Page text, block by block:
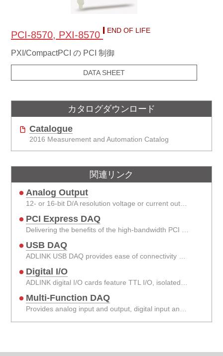
PCI-8570, PXI-8570 END OF LIFE
PXI/CompactPCI の PCI 制御
DATA SHEET
カタログダウンロード
Catalogue
2016 Measurement and Automation Catalog
関連リンク
Analog Output
12- or 16-bit D/A resolution voltage or current output and up to 1 MS/s update rate are supported.
PCI Express DAQ
Delivering the benefits of the high-bandwidth PCI Express
USB DAQ
ADLINK USB DAQ provides ease of connectivity with plug-and-play hardware and software
Digital I/O
ADLINK digital I/O cards feature TTL I/O, isolated I/O, relay output, and timer/counter
Multi-Function DAQ
Provides analog input and output, digital input and output, and counter/timer circuitry